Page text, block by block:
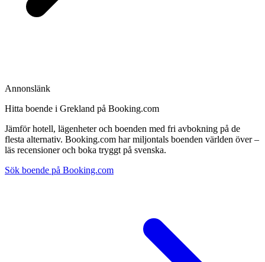
Annonslänk
Hitta boende i Grekland på Booking.com
Jämför hotell, lägenheter och boenden med fri avbokning på de
flesta alternativ. Booking.com har miljontals boenden världen över –
läs recensioner och boka tryggt på svenska.
Sök boende på Booking.com